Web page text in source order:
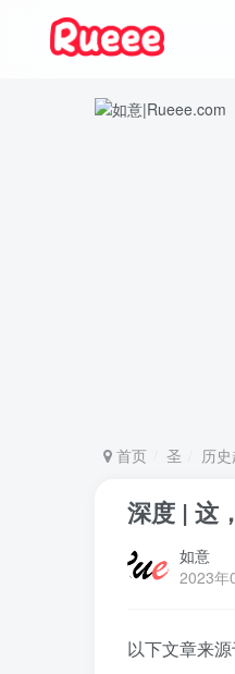
首页 圣 历
深度 | 这
如意
2023年
以下文章来